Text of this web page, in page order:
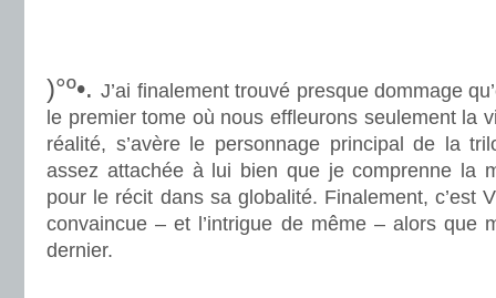
)°º•.J’ai finalement trouvé presque dommage
le premier tome où nous effleurons seulement la
réalité, s’avère le personnage principal de la
assez attachée à lui bien que je comprenne la
pour le récit dans sa globalité. Finalement, c’est
convaincue – et l’intrigue de même – alors que
dernier.